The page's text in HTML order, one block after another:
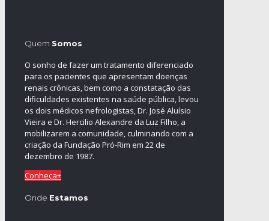
Quem Somos
O sonho de fazer um tratamento diferenciado
para os pacientes que apresentam doenças
renais crônicas, bem como a constatação das
dificuldades existentes na saúde pública, levou
os dois médicos nefrologistas, Dr. José Aluísio
Vieira e Dr. Hercilio Alexandre da Luz Filho, a
mobilizarem a comunidade, culminando com a
criação da Fundação Pró-Rim em 22 de
dezembro de 1987.
Conheça+
Onde Estamos